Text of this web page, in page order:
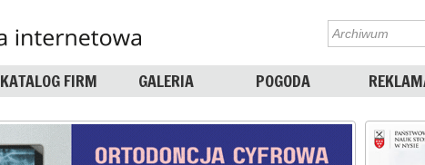
KATALOG FIRM GALERIA POGODA